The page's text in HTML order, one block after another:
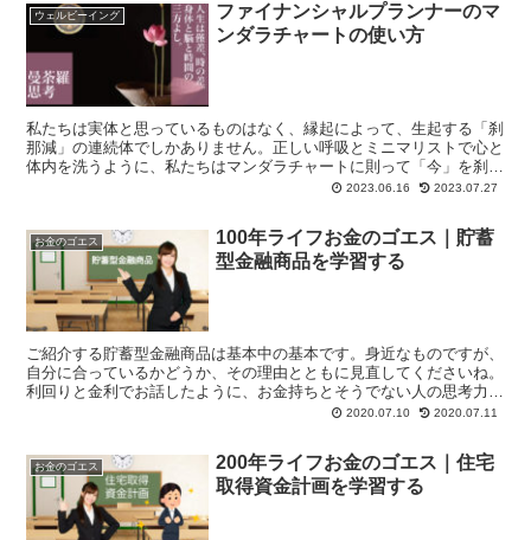
ウェルビーイング
ファイナンシャルプランナーのマ
ンダラチャートの使い方
私たちは実体と思っているものはなく、縁起によって、生起する「刹
那減」の連続体でしかありません。正しい呼吸とミニマリストで心と
体内を洗うように、私たちはマンダラチャートに則って「今」を刹那
で使い切ります。つまりマンダラチャートは自分の最高の時間を生み
2023.06.16 2023.07.27
お金のゴエス
100年ライフお金のゴエス｜貯蓄
型金融商品を学習する
ご紹介する貯蓄型金融商品は基本中の基本です。身近なものですが、
自分に合っているかどうか、その理由とともに見直してくださいね。
利回りと金利でお話したように、お金持ちとそうでない人の思考力や
行動力の違いはほんのわずかな違いです。お金には増やし方がありま
2020.07.10 2020.07.11
お金のゴエス
200年ライフお金のゴエス｜住宅
取得資金計画を学習する